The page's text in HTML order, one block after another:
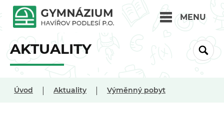
MENU
AKTUALITY
Úvod | Aktuality | Výměnný pobyt